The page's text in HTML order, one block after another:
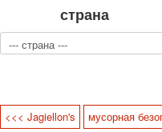
страна
<<< Jagiellon's мусорная